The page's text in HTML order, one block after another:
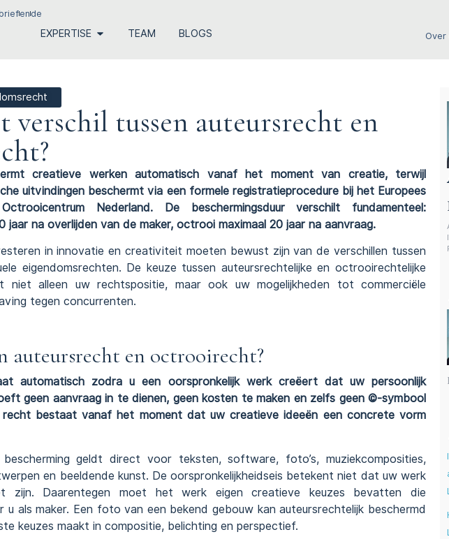
ende
EXPERTISE TEAM BLOGS Over
verschil tussen auteursrecht en
creatieve werken automatisch vanaf het moment van creatie, terwijl
uitvindingen beschermt via een formele registratieprocedure bij het Europees
Nederland. De beschermingsduur verschilt fundamenteel:
jaar na overlijden van de maker, octrooi maximaal 20 jaar na aanvraag.
in innovatie en creativiteit moeten bewust zijn van de verschillen tussen
eigendomsrechten. De keuze tussen auteursrechtelijke en octrooirechtelijke
niet alleen uw rechtspositie, maar ook uw mogelijkheden tot commerciële
tegen concurrenten.
auteursrecht en octrooirecht?
automatisch zodra u een oorspronkelijk werk creëert dat uw persoonlijk
geen aanvraag in te dienen, geen kosten te maken en zelfs geen ©-symbool
bestaat vanaf het moment dat uw creatieve ideeën een concrete vorm
geldt direct voor teksten, software, foto’s, muziekcomposities,
en beeldende kunst. De oorspronkelijkheidseis betekent niet dat uw werk
zijn. Daarentegen moet het werk eigen creatieve keuzes bevatten die
u als maker. Een foto van een bekend gebouw kan auteursrechtelijk beschermd
keuzes maakt in compositie, belichting en perspectief.